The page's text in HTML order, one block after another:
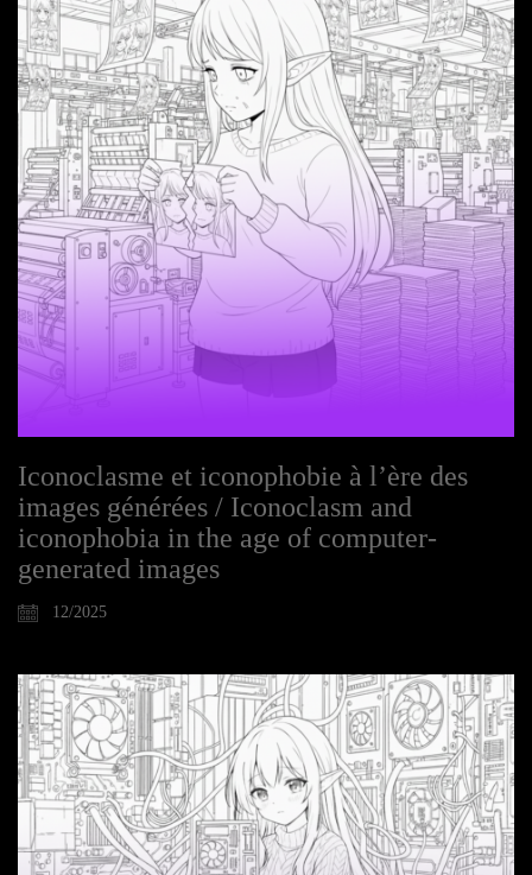
Iconoclasme et iconophobie à l’ère des
images générées / Iconoclasm and
iconophobia in the age of computer-
generated images
12/2025